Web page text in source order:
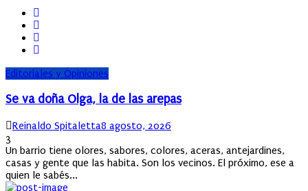
Editoriales y Opiniones
Se va doña Olga, la de las arepas
Author
Reinaldo SpitalettaPosted
8 agosto, 2026
3
Un barrio tiene olores, sabores, colores, aceras, antejardines,
casas y gente que las habita. Son los vecinos. El próximo, ese a
quien le sabés...